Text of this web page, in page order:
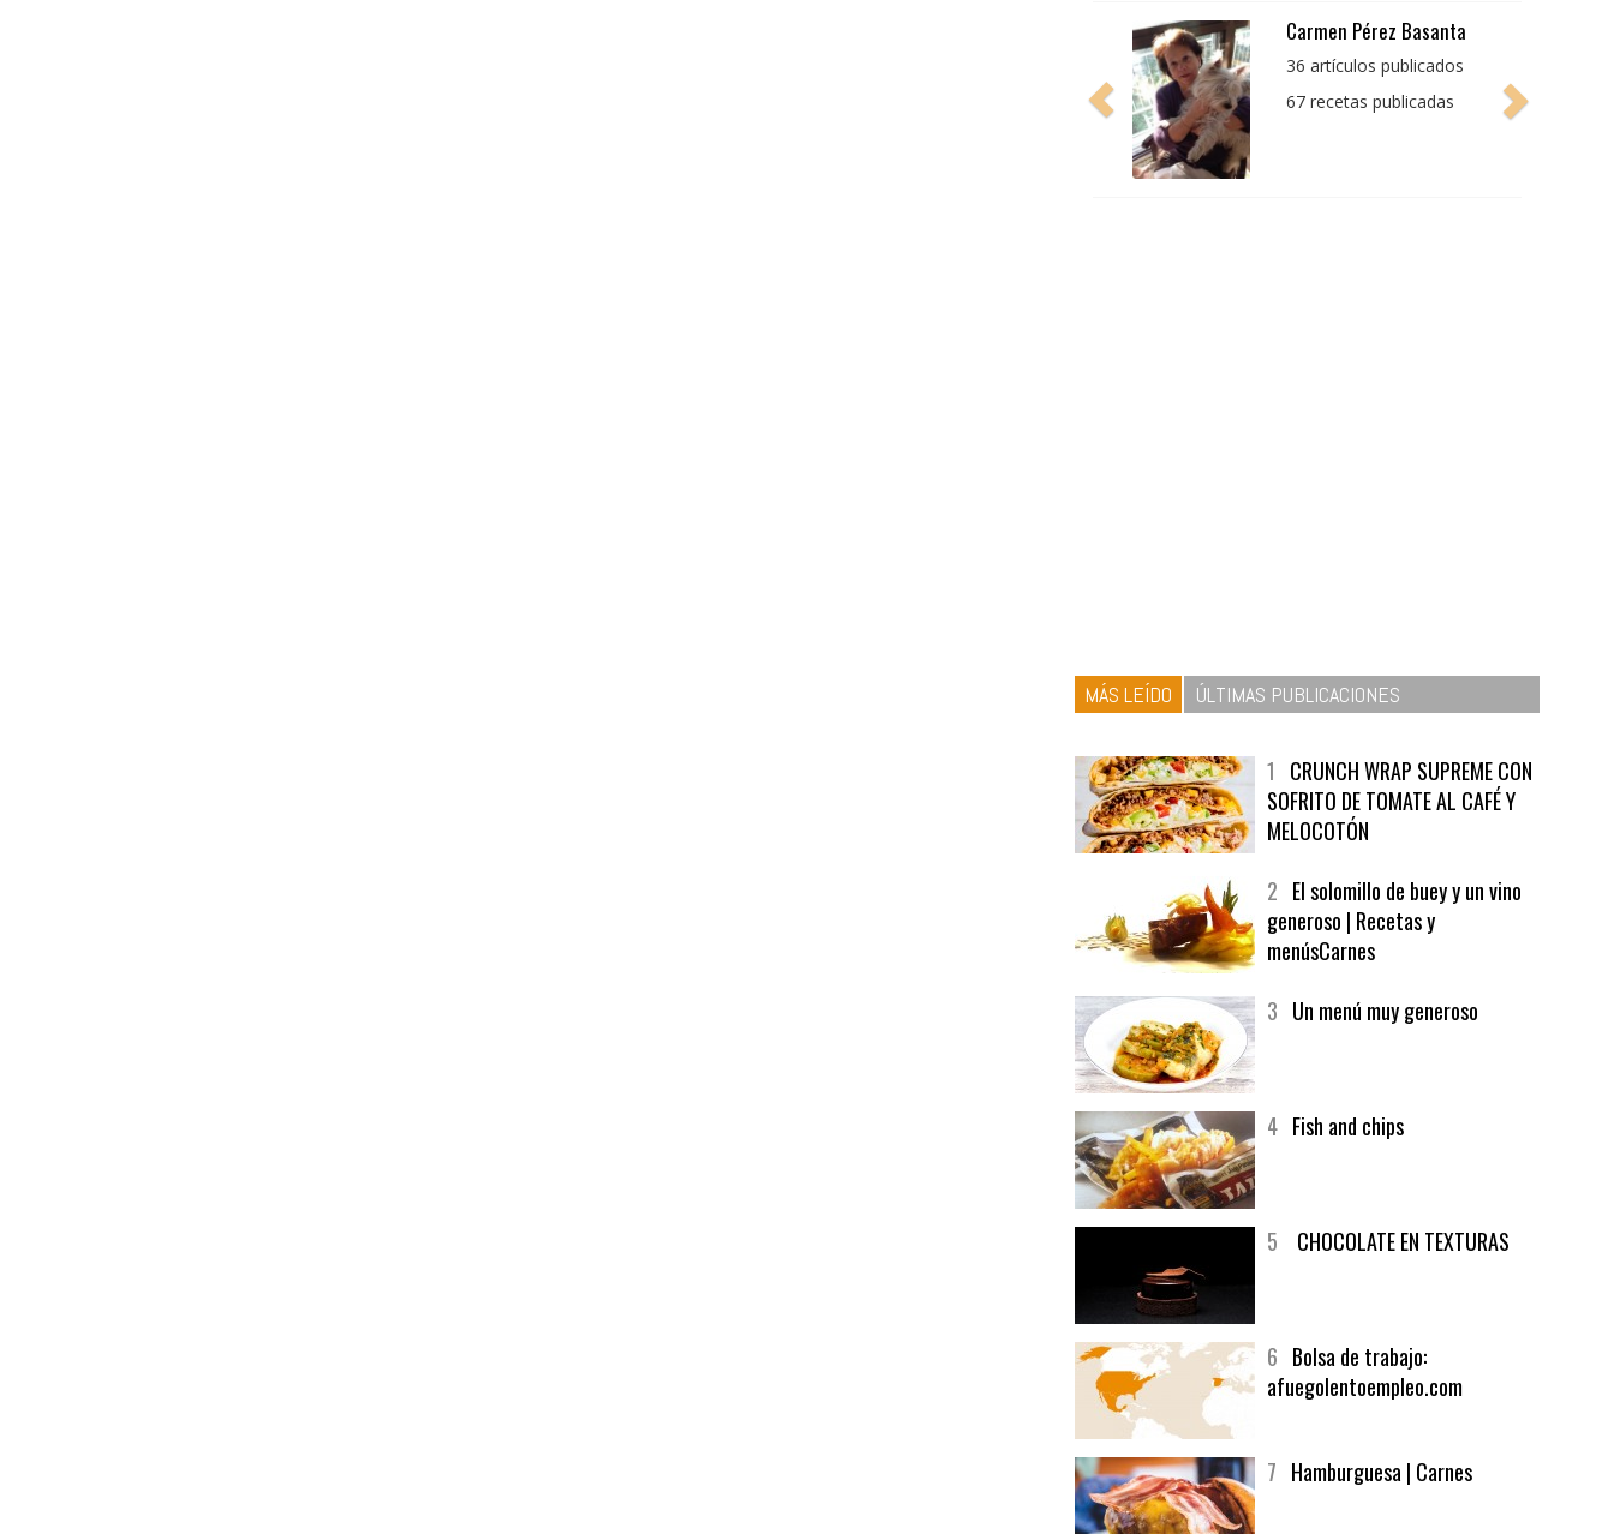
Carmen Pérez Basanta
36 artículos publicados
67 recetas publicadas
MÁS LEÍDO ÚLTIMAS PUBLICACIONES
1 CRUNCH WRAP SUPREME CON
SOFRITO DE TOMATE AL CAFÉ Y
MELOCOTÓN
2 El solomillo de buey y un vino
generoso | Recetas y
menúsCarnes
3 Un menú muy generoso
4 Fish and chips
5 CHOCOLATE EN TEXTURAS
6 Bolsa de trabajo:
afuegolentoempleo.com
7 Hamburguesa | Carnes